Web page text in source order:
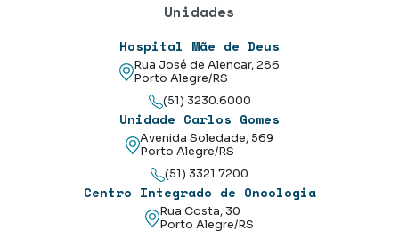
Unidades
Hospital Mãe de Deus
Rua José de Alencar, 286
Porto Alegre/RS
(51) 3230.6000
Unidade Carlos Gomes
Avenida Soledade, 569
Porto Alegre/RS
(51) 3321.7200
Centro Integrado de Oncologia
Rua Costa, 30
Porto Alegre/RS